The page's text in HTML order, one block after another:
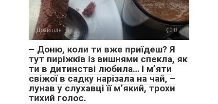
Дозвілля 0
– Доню, коли ти вже приїдеш? Я
тут пиріжків із вишнями спекла, як
ти в дитинстві любила… І м’яти
свіжої в садку нарізала на чай, –
лунав у слухавці її м’який, трохи
тихий голос.